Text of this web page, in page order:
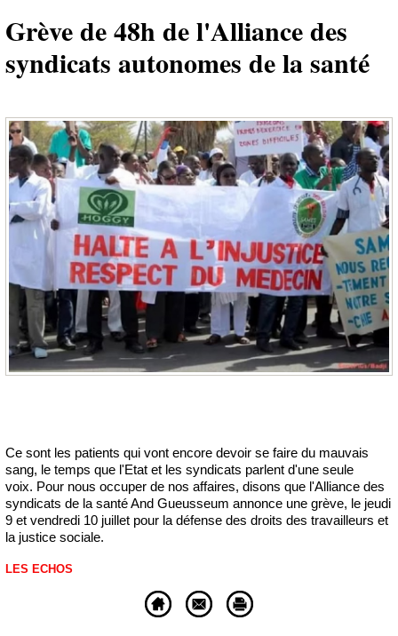
Grève de 48h de l'Alliance des
syndicats autonomes de la santé
Ce sont les patients qui vont encore devoir se faire du mauvais
sang, le temps que l'Etat et les syndicats parlent d'une seule
voix. Pour nous occuper de nos affaires, disons que l'Alliance des
syndicats de la santé And Gueusseum annonce une grève, le jeudi
9 et vendredi 10 juillet pour la défense des droits des travailleurs et
la justice sociale.
LES ECHOS